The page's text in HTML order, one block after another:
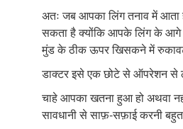
अतः जब आपका लिंग तनाव में आता
सकता है क्योंकि आपके लिंग के आगे
मुंड के ठीक ऊपर खिसकने में
डाक्टर इसे एक छोटे से ऑपरेशन
चाहे आपका खतना हुआ हो अथवा
सावधानी से साफ़-सफ़ाई करनी